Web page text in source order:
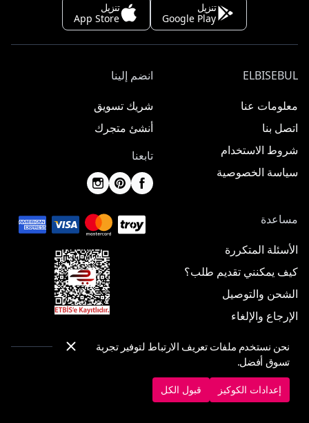
تنزيل
Google Play
تنزيل
App Store
ELBISEBUL
معلومات عنا
اتصل بنا
شروط الاستخدام
سياسة الخصوصية
انضم إلينا
شريك تسويق
أنشئ متجرك
تابعنا
مساعدة
الأسئلة المتكررة
كيف يمكنني تقديم طلب؟
الشحن والتوصيل
الإرجاع والإلغاء
© 2025 ElbiseBul -
جميع الحقوق محفوظة
إعدادات الكوكيز
نحن نستخدم ملفات تعريف الارتباط لتوفير تجربة
تسوق أفضل.
إعدادات الكوكيز قبول الكل